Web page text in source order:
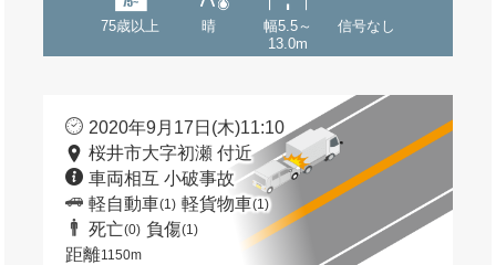
75歳以上 晴
幅5.5～
13.0m
信号なし
2020年9月17日(木)11:10
桜井市大字初瀬 付近
車両相互 小破事故
軽自動車(1) 軽貨物車(1)
死亡(0) 負傷(1)
距離1150m